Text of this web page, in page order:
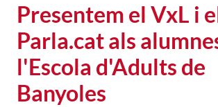
Presentem el VxL i
Parla.cat als
l'Escola d'Adults de
Banyoles